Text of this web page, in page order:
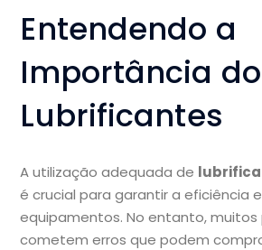
Entendendo a
Importância
Lubrificantes
A utilização adequada de
é crucial para garantir a eficiência
equipamentos. No entanto, muitos
cometem erros que podem